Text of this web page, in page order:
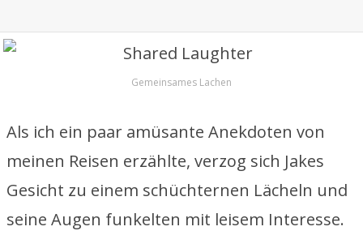
Gemeinsames Lachen
Als ich ein paar amüsante Anekdoten von
meinen Reisen erzählte, verzog sich Jakes
Gesicht zu einem schüchternen Lächeln und
seine Augen funkelten mit leisem Interesse.